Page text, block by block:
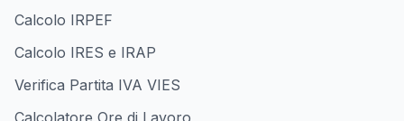
Calcolo IRPEF
Calcolo IRES e IRAP
Verifica Partita IVA VIES
Calcolatore Ore di Lavoro